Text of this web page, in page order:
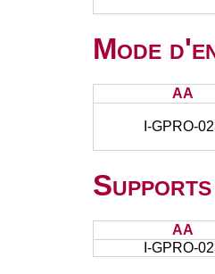
Mode
AA
I-GPRO-
AA
I-GPRO-